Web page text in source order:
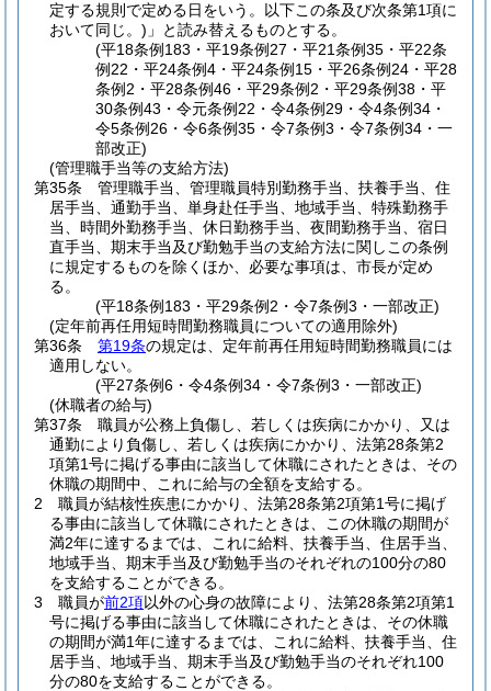
定する規則で定める日をいう。以下この条及び次条第1項に
おいて同じ。) 」と読み替えるものとする。
(平18条例183・平19条例27・平21条例35・平22条
例22・平24条例4・平24条例15・平26条例24・平28
条例2・平28条例46・平29条例2・平29条例38・平
30条例43・令元条例22・令4条例29・令4条例34・
令5条例26・令6条例35・令7条例3・令7条例34・一
部改正)
(管理職手当等の支給方法)
第35条
管理職手当、管理職員特別勤務手当、扶養手当、住
居手当、通勤手当、単身赴任手当、地域手当、特殊勤務手
当、時間外勤務手当、休日勤務手当、夜間勤務手当、宿日
直手当、期末手当及び勤勉手当の支給方法に関しこの条例
に規定するものを除くほか、必要な事項は、市長が定め
る。
(平18条例183・平29条例2・令7条例3・一部改正)
(定年前再任用短時間勤務職員についての適用除外)
第36条
第19条の規定は、定年前再任用短時間勤務職員には
適用しない。
(平27条例6・令4条例34・令7条例3・一部改正)
(休職者の給与)
第37条
職員が公務上負傷し、若しくは疾病にかかり、又は
通勤により負傷し、若しくは疾病にかかり、法第28条第2
項第1号に掲げる事由に該当して休職にされたときは、その
休職の期間中、これに給与の全額を支給する。
2
職員が結核性疾患にかかり、法第28条第2項第1号に掲げ
る事由に該当して休職にされたときは、この休職の期間が
満2年に達するまでは、これに給料、扶養手当、住居手当、
地域手当、期末手当及び勤勉手当のそれぞれの100分の80
を支給することができる。
3
職員が前2項以外の心身の故障により、法第28条第2項第1
号に掲げる事由に該当して休職にされたときは、その休職
の期間が満1年に達するまでは、これに給料、扶養手当、住
居手当、地域手当、期末手当及び勤勉手当のそれぞれ100
分の80を支給することができる。